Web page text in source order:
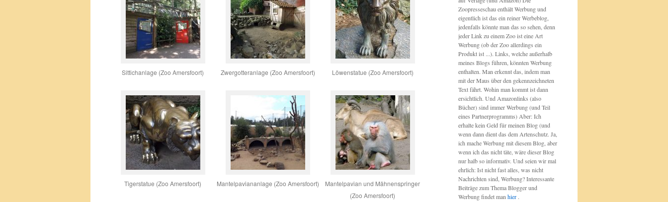
Sittichanlage (Zoo Amersfoort) Zwergotteranlage (Zoo Amersfoort) Löwenstatue (Zoo Amersfoort)
Tigerstatue (Zoo Amersfoort) Mantelpaviananlage (Zoo Amersfoort)
Mantelpavian und Mähnenspringer
(Zoo Amersfoort)
Zoopresseschau enthält Werbung und
eigentlich ist das ein reiner Werbeblog,
jedenfalls könnte man das so sehen, denn
jeder Link zu einem Zoo ist eine Art
Werbung (ob der Zoo allerdings ein
Produkt ist ...). Links, welche außerhalb
meines Blogs führen, könnten Werbung
enthalten. Man erkennt das, indem man
mit der Maus über den gekennzeichneten
Text fährt. Wohin man kommt ist dann
ersichtlich. Und Amazonlinks (also
Bücher) sind immer Werbung (und Teil
eines Partnerprogramms) Aber: Ich
erhalte kein Geld für meinen Blog (und
wenn dann dient das dem Artenschutz. Ja,
ich mache Werbung mit diesem Blog, aber
wenn ich das nicht täte, wäre dieser Blog
nur halb so informativ. Und seien wir mal
ehrlich: Ist nicht fast alles, was nicht
Nachrichten sind, Werbung? Interessante
Beiträge zum Thema Blogger und
Werbung findet man hier .